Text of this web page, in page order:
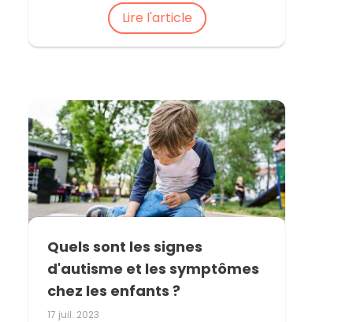
Lire l'article
Quels sont les signes
d'autisme et les symptômes
chez les enfants ?
17 juil. 2023